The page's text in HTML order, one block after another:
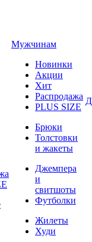
Мужчинам
Новинки
Акции
Хит
Распродажа
PLUS SIZE
Брюки
Толстовки
и жакеты
Джемпера
и
свитшоты
Футболки
Жилеты
Худи